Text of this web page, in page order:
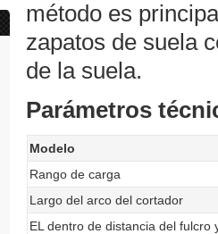
método es
zapatos de suela
de la suela.
Parámetros
Modelo
Rango de carga
Largo del arco del cortador
EL dentro de distancia del fulcro